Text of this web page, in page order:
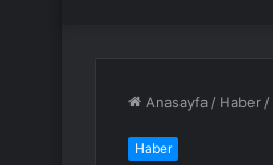
Anasayfa / Haber /
Haber